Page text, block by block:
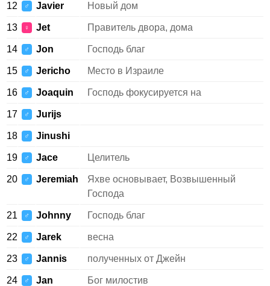
12 ♂ Javier Новый дом
13 ♀ Jet Правитель двора, дома
14 ♂ Jon Господь благ
15 ♂ Jericho Место в Израиле
16 ♂ Joaquin Господь фокусируется на
17 ♂ Jurijs
18 ♂ Jinushi
19 ♂ Jace Целитель
20 ♂ Jeremiah
Яхве основывает, Возвышенный
Господа
21 ♂ Johnny Господь благ
22 ♂ Jarek весна
23 ♂ Jannis полученных от Джейн
24 ♂ Jan Бог милостив